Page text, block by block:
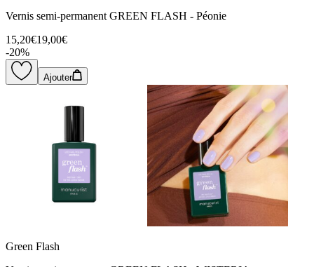
Vernis semi-permanent GREEN FLASH - Péonie
15,20€19,00€
-20%
Ajouter
Green Flash